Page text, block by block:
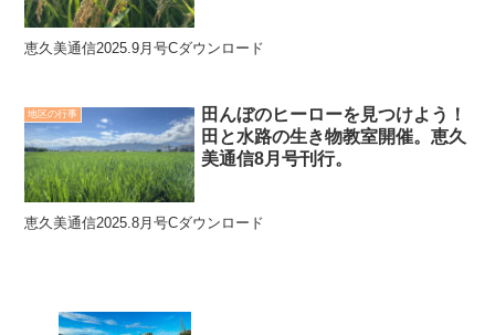
恵久美通信2025.9月号Cダウンロード
地区の行事
田んぼのヒーローを見つけよう！
田と水路の生き物教室開催。恵久
美通信8月号刊行。
恵久美通信2025.8月号Cダウンロード